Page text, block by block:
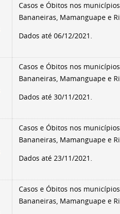
Casos e Óbitos nos
Bananeiras, Mamanguape e
Dados até 06/12/2021.
Casos e Óbitos nos
Bananeiras, Mamanguape e
Dados até 30/11/2021.
Casos e Óbitos nos
Bananeiras, Mamanguape e
Dados até 23/11/2021.
Casos e Óbitos nos
Bananeiras, Mamanguape e